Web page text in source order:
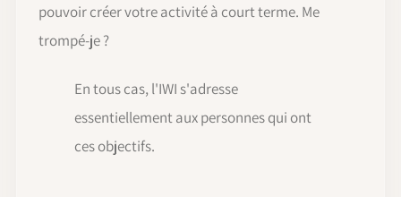
pouvoir créer votre activité à court terme. Me
trompé-je ?
En tous cas, l'IWI s'adresse
essentiellement aux personnes qui ont
ces objectifs.